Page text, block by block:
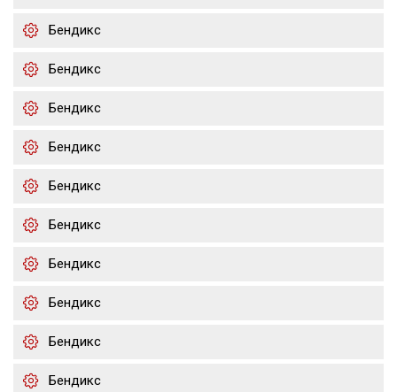
Бендикс
Бендикс
Бендикс
Бендикс
Бендикс
Бендикс
Бендикс
Бендикс
Бендикс
Бендикс